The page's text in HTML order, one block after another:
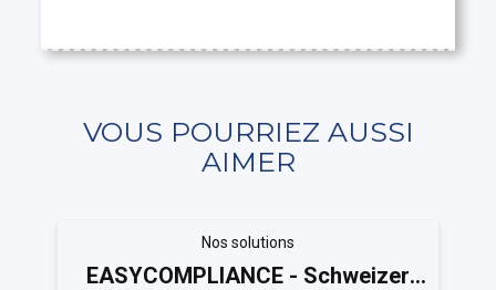
VOUS POURRIEZ AUSSI
AIMER
Nos solutions
EASYCOMPLIANCE - Schweizer